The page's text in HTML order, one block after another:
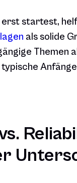
erst startest,
als solide
Themen